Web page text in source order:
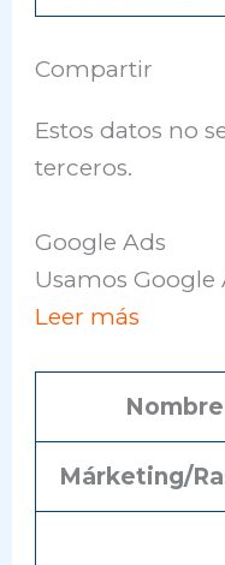
Compartir
Estos datos no
terceros.
Google Ads
Usamos
Leer más
Nombre
Márketing/